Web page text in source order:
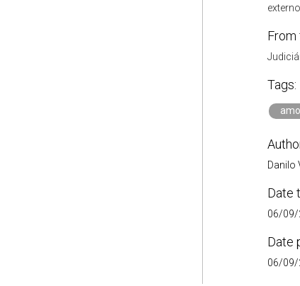
From
Tags:
Danilo
Date
06/09/
Date
06/09/